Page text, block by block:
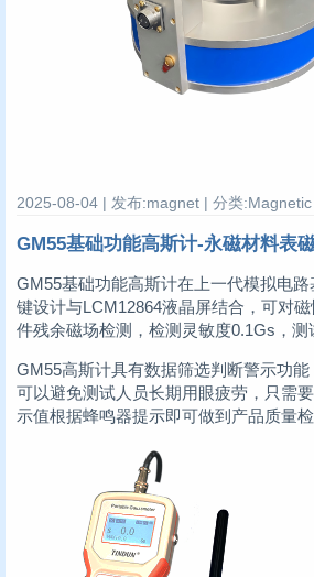
2025-08-04 | 发布:magnet | 分类
GM55基础功能高斯计-永磁材料表
GM55基础功能高斯计在上一代模拟电
键设计与LCM12864液晶屏结合，可对
件残余磁场检测，检测灵敏度0.1Gs，测
GM55高斯计具有数据筛选判断警示功
可以避免测试人员长期用眼疲劳，只需
示值根据蜂鸣器提示即可做到产品质量检